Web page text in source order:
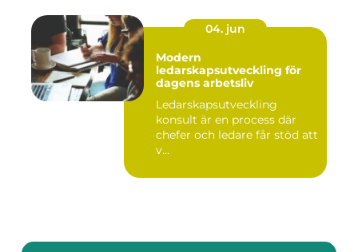
04. jun
Modern
ledarskapsutveckling för
dagens arbetsliv
Ledarskapsutveckling
konsult är en process där
chefer och ledare får stöd att
v...